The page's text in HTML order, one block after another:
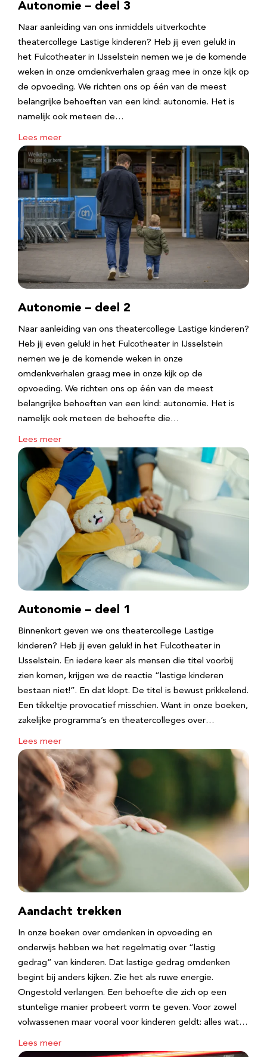
Autonomie – deel 3
Naar aanleiding van ons inmiddels uitverkochte
theatercollege Lastige kinderen? Heb jij even geluk! in
het Fulcotheater in IJsselstein nemen we je de komende
weken in onze omdenkverhalen graag mee in onze kijk op
de opvoeding. We richten ons op één van de meest
belangrijke behoeften van een kind: autonomie. Het is
namelijk ook meteen de…
Lees meer
Autonomie – deel 2
Naar aanleiding van ons theatercollege Lastige kinderen?
Heb jij even geluk! in het Fulcotheater in IJsselstein
nemen we je de komende weken in onze
omdenkverhalen graag mee in onze kijk op de
opvoeding. We richten ons op één van de meest
belangrijke behoeften van een kind: autonomie. Het is
namelijk ook meteen de behoefte die…
Lees meer
Autonomie – deel 1
Binnenkort geven we ons theatercollege Lastige
kinderen? Heb jij even geluk! in het Fulcotheater in
IJsselstein. En iedere keer als mensen die titel voorbij
zien komen, krijgen we de reactie “lastige kinderen
bestaan niet!”. En dat klopt. De titel is bewust prikkelend.
Een tikkeltje provocatief misschien. Want in onze boeken,
zakelijke programma’s en theatercolleges over…
Lees meer
Aandacht trekken
In onze boeken over omdenken in opvoeding en
onderwijs hebben we het regelmatig over “lastig
gedrag” van kinderen. Dat lastige gedrag omdenken
begint bij anders kijken. Zie het als ruwe energie.
Ongestold verlangen. Een behoefte die zich op een
stuntelige manier probeert vorm te geven. Voor zowel
volwassenen maar vooral voor kinderen geldt: alles wat…
Lees meer